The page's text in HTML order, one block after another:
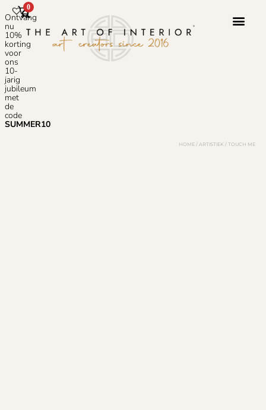
Ontvang
nu
10%
korting
voor
ons
10-
jarig
jubileum
met
de
code
SUMMER10
0
HOME / ARTISTIEK / TOUCH ME